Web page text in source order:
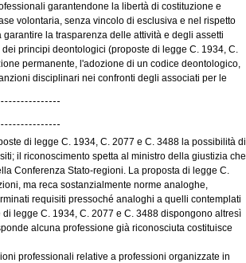
garantendone la libertà di costituzione e
volontaria, senza vincolo di esclusiva e nel rispetto
la trasparenza delle attività e degli assetti
principi deontologici (proposte di legge C. 1934, C.
permanente, l'adozione di un codice deontologico,
disciplinari nei confronti degli associati per le
di legge C. 1934, C. 2077 e C. 3488 la possibilità di
il riconoscimento spetta al ministro della giustizia che
Conferenza Stato-regioni. La proposta di legge C.
ma reca sostanzialmente norme analoghe,
requisiti pressoché analoghi a quelli contemplati
legge C. 1934, C. 2077 e C. 3488 dispongono altresì
alcuna professione già riconosciuta costituisce
professionali relative a professioni organizzate in